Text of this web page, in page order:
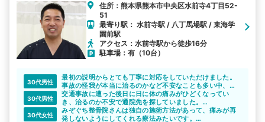
交通事故後の各症状を得意としています。住所：熊本県熊本市中央区水前寺4丁目52-
51
最寄り駅： 水前寺駅 / 八丁馬場駅 / 東海学
園前駅
アクセス：水前寺駅から徒歩16分
駐車場：有（10台）
30代男性
最初の説明からとても丁寧に対応をしていただけました。
事故の怪我が本当に治るのかなど不安なことも多い中、
色々と相談できたのでこちらにお世話になり良かったと思
いました。
30代男性
交通事故に遭った後日に日に体の痛みがひどくなってい
き、治るのか不安で通院先を探していました。
紹介してもらった整骨院で、しっかり治療を受けることが
できて回復できたのでよかったです。
30代女性
みぞぐち整骨院さんは独自の施術方法があって、痛みが再
発しないようにしてくれる療法みたいです。